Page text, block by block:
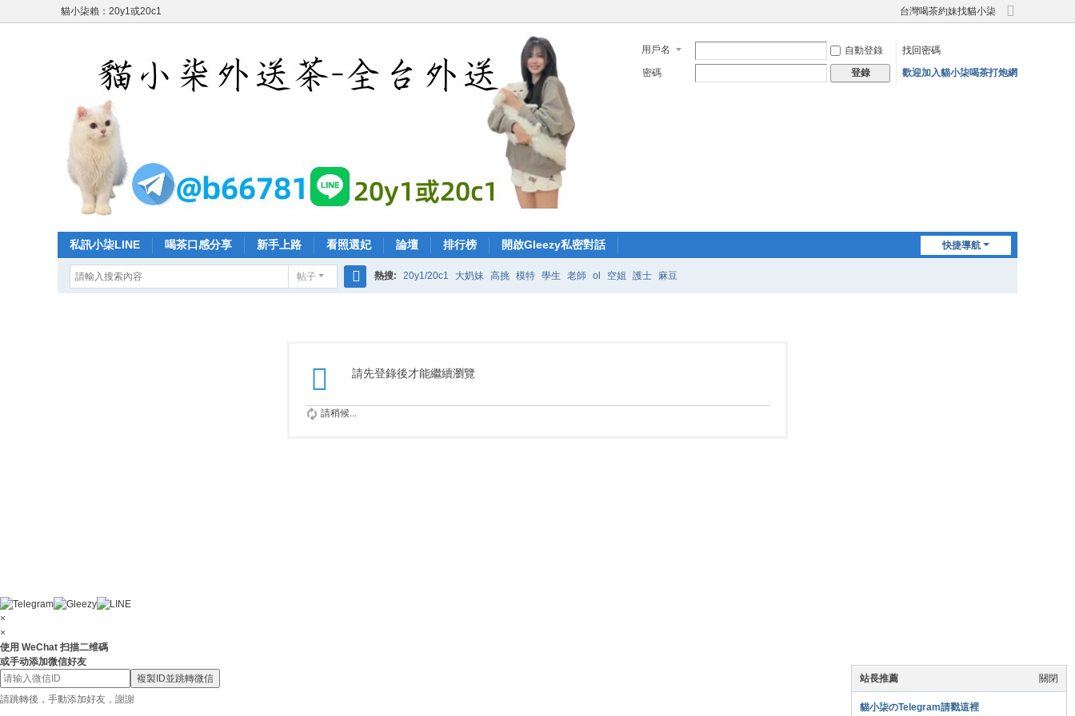
貓小柒賴：20y1或20c1 台灣喝茶約妹找貓小柒
切
寬
用戶名 自動登錄
找回密碼
密碼
登錄 歡迎加入貓小柒喝茶打炮網
快捷導航
私訊小柒LINE 喝茶口感分享 新手上路 看照選妃 論壇 排行榜 開啟Gleezy私密對話
帖子 熱搜: 20y1/20c1 大奶妹 高挑 模特 學生 老師 ol 空姐 護士 麻豆
請先登錄後才能繼續瀏覽
請稍候...
關閉
站長推薦
貓小柒のTelegram請戳這裡
×
×
使用 WeChat 扫描二维碼
或手动添加微信好友
複製ID並跳轉微信
請跳轉後，手動添加好友，謝謝